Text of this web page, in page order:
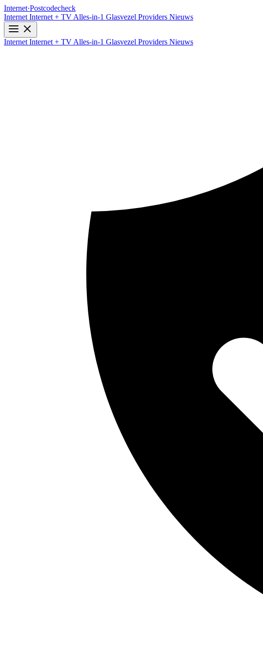
Internet·Postcodecheck
Internet Internet + TV Alles-in-1 Glasvezel Providers Nieuws
Internet Internet + TV Alles-in-1 Glasvezel Providers Nieuws